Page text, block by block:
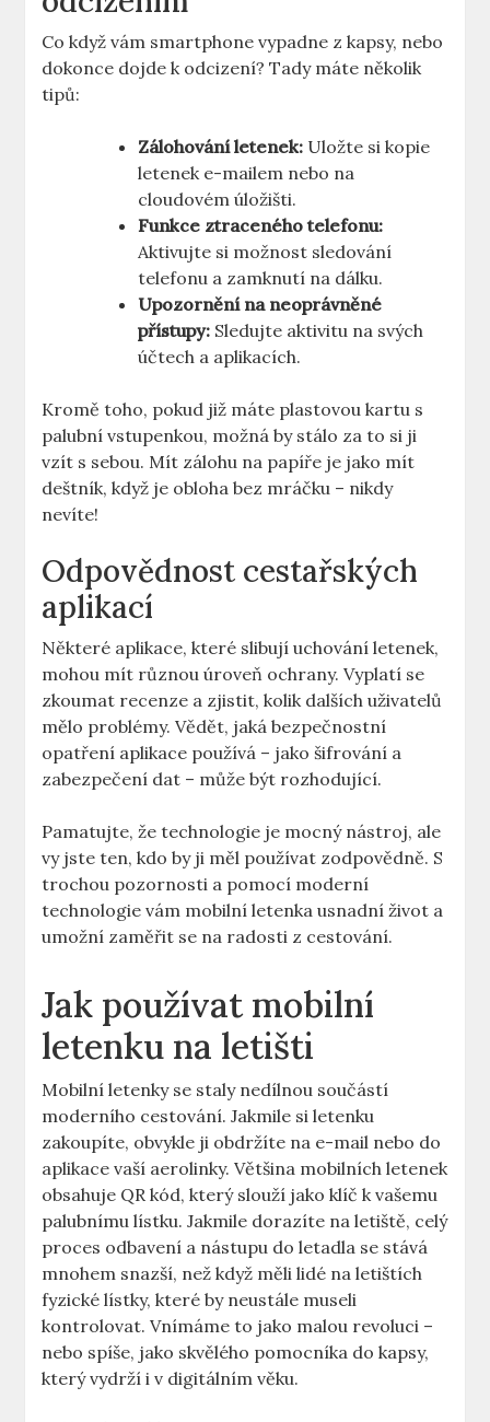
Co když vám smartphone vypadne z kapsy, nebo
dokonce dojde k odcizení? Tady máte několik
tipů:
Zálohování letenek: Uložte si kopie
letenek e-mailem nebo na
cloudovém úložišti.
Funkce ztraceného telefonu:
Aktivujte si možnost sledování
telefonu a zamknutí na dálku.
Upozornění na neoprávněné
přístupy: Sledujte aktivitu na svých
účtech a aplikacích.
Kromě toho, pokud již máte plastovou kartu s
palubní vstupenkou, možná by stálo za to si ji
vzít s sebou. Mít zálohu na papíře je jako mít
deštník, když je obloha bez mráčku – nikdy
nevíte!
Odpovědnost cestařských
aplikací
Některé aplikace, které slibují uchování letenek,
mohou mít různou úroveň ochrany. Vyplatí se
zkoumat recenze a zjistit, kolik dalších uživatelů
mělo problémy. Vědět, jaká bezpečnostní
opatření aplikace používá – jako šifrování a
zabezpečení dat – může být rozhodující.
Pamatujte, že technologie je mocný nástroj, ale
vy jste ten, kdo by ji měl používat zodpovědně. S
trochou pozornosti a pomocí moderní
technologie vám mobilní letenka usnadní život a
umožní zaměřit se na radosti z cestování.
Jak používat mobilní
letenku na letišti
Mobilní letenky se staly nedílnou součástí
moderního cestování. Jakmile si letenku
zakoupíte, obvykle ji obdržíte na e-mail nebo do
aplikace vaší aerolinky. Většina mobilních letenek
obsahuje QR kód, který slouží jako klíč k vašemu
palubnímu lístku. Jakmile dorazíte na letiště, celý
proces odbavení a nástupu do letadla se stává
mnohem snazší, než když měli lidé na letištích
fyzické lístky, které by neustále museli
kontrolovat. Vnímáme to jako malou revoluci –
nebo spíše, jako skvělého pomocníka do kapsy,
který vydrží i v digitálním věku.